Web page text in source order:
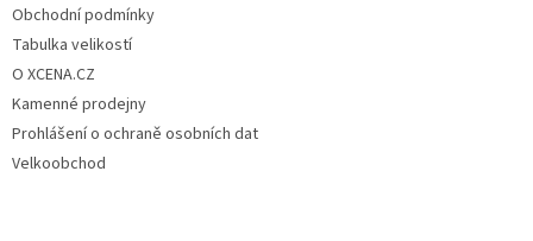
Obchodní podmínky
Tabulka velikostí
O XCENA.CZ
Kamenné prodejny
Prohlášení o ochraně osobních dat
Velkoobchod